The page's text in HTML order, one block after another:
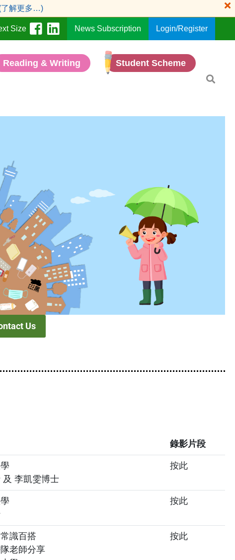
了解更多…)
Size News Subscription Login/Register
Reading & Writing Student Scheme
Us
錄影片段
及 李凱雯博士
按此
按此
識百搭
老師分享
按此